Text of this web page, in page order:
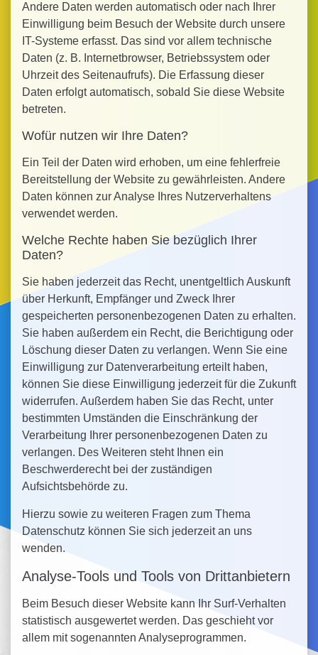
Andere Daten werden automatisch oder nach Ihrer
Einwilligung beim Besuch der Website durch unsere
IT-Systeme erfasst. Das sind vor allem technische
Daten (z. B. Internetbrowser, Betriebssystem oder
Uhrzeit des Seitenaufrufs). Die Erfassung dieser
Daten erfolgt automatisch, sobald Sie diese Website
betreten.
Wofür nutzen wir Ihre Daten?
Ein Teil der Daten wird erhoben, um eine fehlerfreie
Bereitstellung der Website zu gewährleisten. Andere
Daten können zur Analyse Ihres Nutzerverhaltens
verwendet werden.
Welche Rechte haben Sie bezüglich Ihrer
Daten?
Sie haben jederzeit das Recht, unentgeltlich Auskunft
über Herkunft, Empfänger und Zweck Ihrer
gespeicherten personenbezogenen Daten zu erhalten.
Sie haben außerdem ein Recht, die Berichtigung oder
Löschung dieser Daten zu verlangen. Wenn Sie eine
Einwilligung zur Datenverarbeitung erteilt haben,
können Sie diese Einwilligung jederzeit für die Zukunft
widerrufen. Außerdem haben Sie das Recht, unter
bestimmten Umständen die Einschränkung der
Verarbeitung Ihrer personenbezogenen Daten zu
verlangen. Des Weiteren steht Ihnen ein
Beschwerderecht bei der zuständigen
Aufsichtsbehörde zu.
Hierzu sowie zu weiteren Fragen zum Thema
Datenschutz können Sie sich jederzeit an uns
wenden.
Analyse-Tools und Tools von Dritt­anbietern
Beim Besuch dieser Website kann Ihr Surf-Verhalten
statistisch ausgewertet werden. Das geschieht vor
allem mit sogenannten Analyseprogrammen.